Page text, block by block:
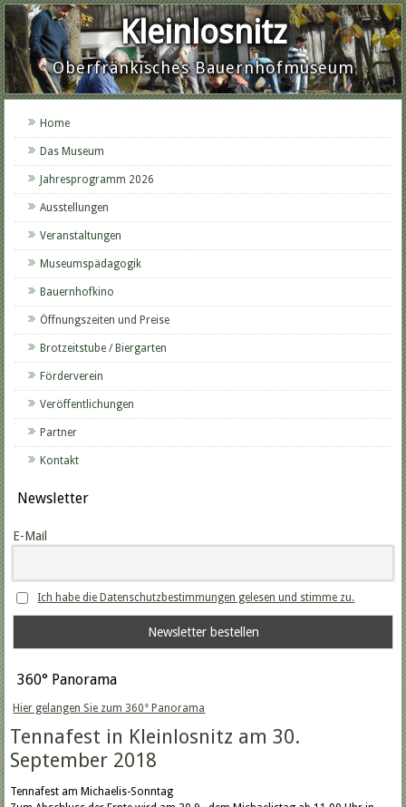
Kleinlosnitz
Oberfränkisches Bauernhofmuseum
Home
Das Museum
Jahresprogramm 2026
Ausstellungen
Veranstaltungen
Museumspädagogik
Bauernhofkino
Öffnungszeiten und Preise
Brotzeitstube / Biergarten
Förderverein
Veröffentlichungen
Partner
Kontakt
Newsletter
E-Mail
Ich habe die Datenschutzbestimmungen gelesen und stimme zu.
360° Panorama
Hier gelangen Sie zum 360° Panorama
Tennafest in Kleinlosnitz am 30.
September 2018
Tennafest am Michaelis-Sonntag